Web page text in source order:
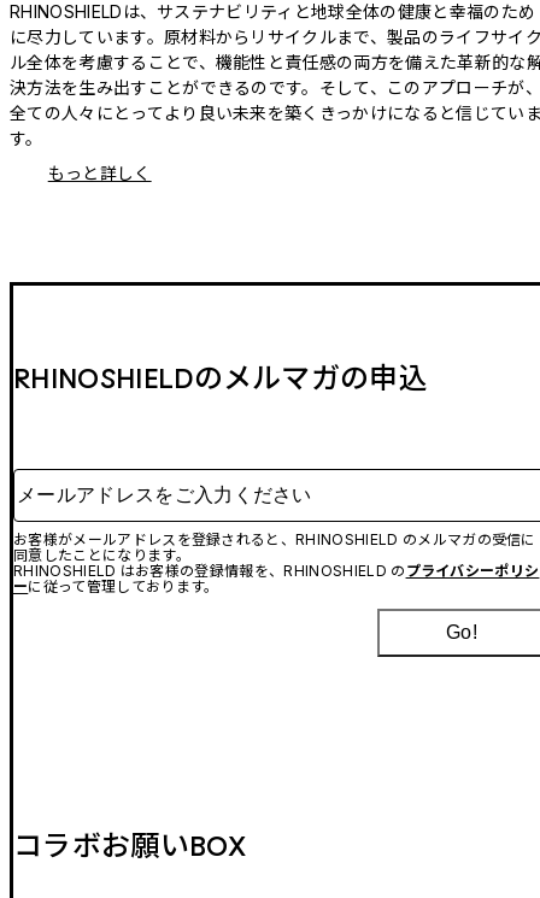
RHINOSHIELDは、サステナビリティと地球全体の健康と幸福のため
に尽力しています。原材料からリサイクルまで、製品のライフサイ
ル全体を考慮することで、機能性と責任感の両方を備えた革新的な
決方法を生み出すことができるのです。そして、このアプローチが
全ての人々にとってより良い未来を築くきっかけになると信じてい
す。
もっと詳しく
RHINOSHIELDのメルマガの申込
メールアドレスをご入力ください
お客様がメールアドレスを登録されると、RHINOSHIELD のメルマガの受信に
同意したことになります。
RHINOSHIELD はお客様の登録情報を、RHINOSHIELD の プライバシーポリシ
ーに従って管理しております。
Go!
コラボお願いBOX